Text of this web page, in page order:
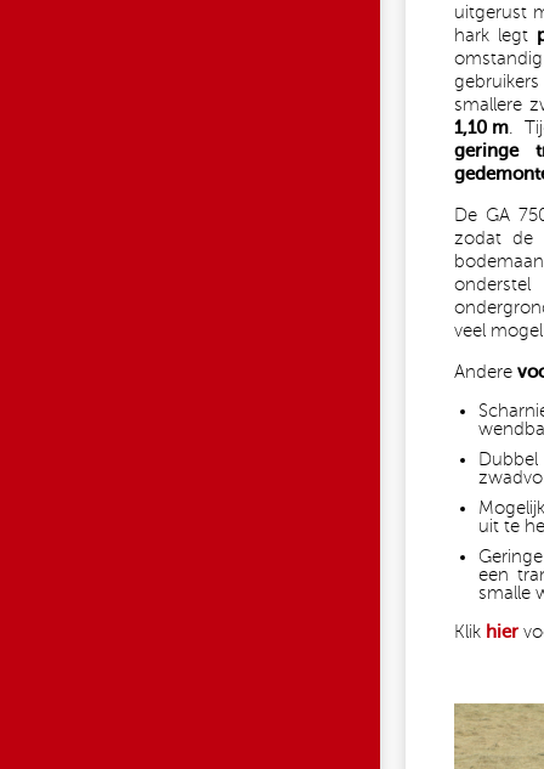
uitgerust
hark legt
smallere
1,10 m.
geringe
De GA
zodat de
veel
Andere
uit te
een
smalle
Klikhier